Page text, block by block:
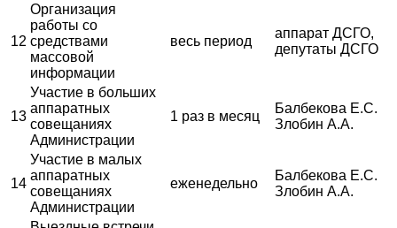
12
Организация
работы со
средствами
массовой
информации
весь период
аппарат ДСГО,
депутаты ДСГО
13
Участие в больших
аппаратных
совещаниях
Администрации
1 раз в месяц
Балбекова Е.С.
Злобин А.А.
14
Участие в малых
аппаратных
совещаниях
Администрации
еженедельно
Балбекова Е.С.
Злобин А.А.